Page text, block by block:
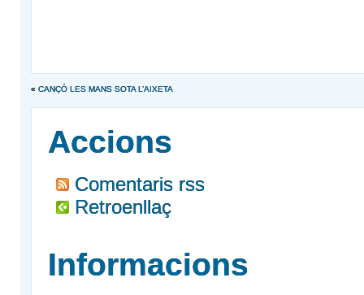
« CANÇÓ LES MANS SOTA L’AIXETA
Accions
Comentaris rss
Retroenllaç
Informacions